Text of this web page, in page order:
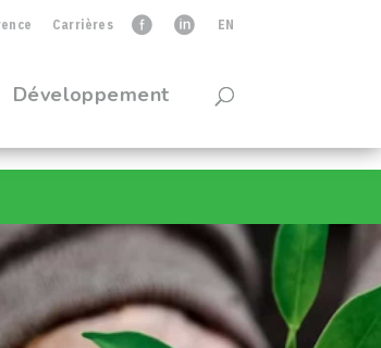
CarrièresfaceblinkedIn EN
Développement